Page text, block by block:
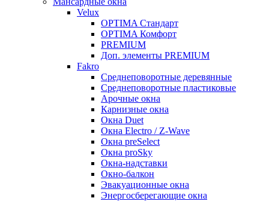
Velux
OPTIMA Стандарт
OPTIMA Комфорт
PREMIUM
Доп. элементы PREMIUM
Fakro
Cреднеповоротные деревянные
Cреднеповоротные пластиковые
Арочные окна
Карнизные окна
Окна Duet
Окна Electro / Z-Wave
Окна preSelect
Окна proSky
Окна-надставки
Окно-балкон
Эвакуационные окна
Энергосберегающие окна